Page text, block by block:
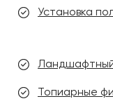
Установка
Ландшафтный
Топиарные